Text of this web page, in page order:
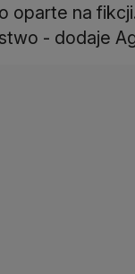
oparte na
- dodaje